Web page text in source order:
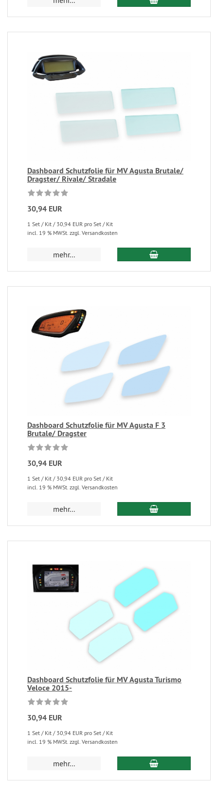
Dashboard Schutzfolie für MV Agusta Brutale/
Dragster/ Rivale/ Stradale
30,94 EUR
1 Set / Kit / 30,94 EUR pro Set / Kit
incl. 19 % MWSt. zzgl. Versandkosten
mehr...
Dashboard Schutzfolie für MV Agusta F 3
Brutale/ Dragster
30,94 EUR
1 Set / Kit / 30,94 EUR pro Set / Kit
incl. 19 % MWSt. zzgl. Versandkosten
mehr...
Dashboard Schutzfolie für MV Agusta Turismo
Veloce 2015-
30,94 EUR
1 Set / Kit / 30,94 EUR pro Set / Kit
incl. 19 % MWSt. zzgl. Versandkosten
mehr...